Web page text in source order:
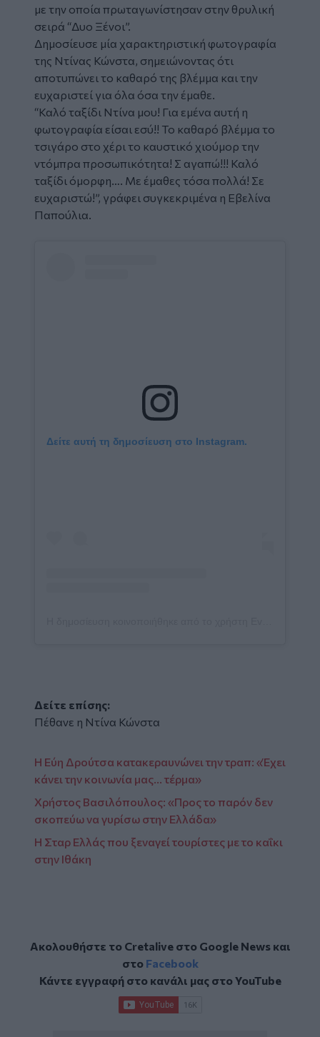
με την οποία πρωταγωνίστησαν στην θρυλική
σειρά “Δυο Ξένοι”.
Δημοσίευσε μία χαρακτηριστική φωτογραφία
της Ντίνας Κώνστα, σημειώνοντας ότι
αποτυπώνει το καθαρό της βλέμμα και την
ευχαριστεί για όλα όσα την έμαθε.
“Καλό ταξίδι Ντίνα μου! Για εμένα αυτή η
φωτογραφία είσαι εσύ!! Το καθαρό βλέμμα το
τσιγάρο στο χέρι το καυστικό χιούμορ την
ντόμπρα προσωπικότητα! Σ αγαπώ!!! Καλό
ταξίδι όμορφη…. Με έμαθες τόσα πολλά! Σε
ευχαριστώ!”, γράφει συγκεκριμένα η Εβελίνα
Παπούλια.
Δείτε αυτή τη δημοσίευση στο Instagram.
Δείτε επίσης:
Πέθανε η Ντίνα Κώνστα
Η Εύη Δρούτσα κατακεραυνώνει την τραπ: «Έχει
κάνει την κοινωνία μας… τέρμα»
Χρήστος Βασιλόπουλος: «Προς το παρόν δεν
σκοπεύω να γυρίσω στην Ελλάδα»
Η Σταρ Ελλάς που ξεναγεί τουρίστες με το καΐκι
στην Ιθάκη
Ακολουθήστε το Cretalive στο Google Newsκαι
στο Facebook
Κάντε εγγραφή στο κανάλι μας στοYouTube